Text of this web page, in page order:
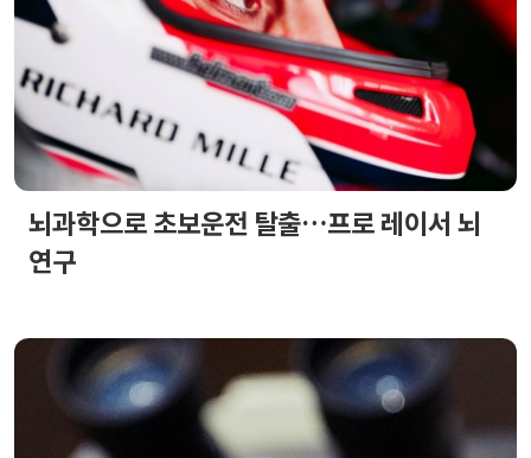
뇌과학으로 초보운전 탈출…프로 레이서 뇌
연구